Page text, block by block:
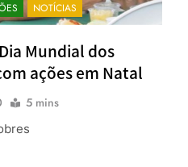
NOTÍCIAS
Mundial dos
ações em Natal
5 mins